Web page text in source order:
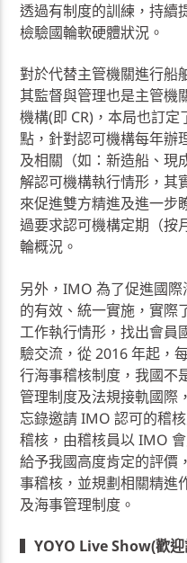
透過有制度的訓練，持續
檢驗國輪軟硬體狀況。
對於代替主管機關進行船
其監督與管理也是主管機
機構(即 CR)，本局也訂
點，針對認可機構每年辦
及相關（如：新造船、現
解認可機構執行情形，其
來促進雙方精進及進一步
過要求認可機構定期（按
輪概況。
另外，IMO 為了促進國
的有效、統一實施，實際
工作執行情形，找出會員
驗交流，從 2016 年起，
行海事稽核制度，我國不
管理制度及法規接軌國際
忘錄邀請 IMO 認可的稽
稽核，由稽核員以 IMO
給予我國高度肯定的評價
事稽核，並規劃相關精進
及海事管理制度。
▍YOYO Live Show(歡